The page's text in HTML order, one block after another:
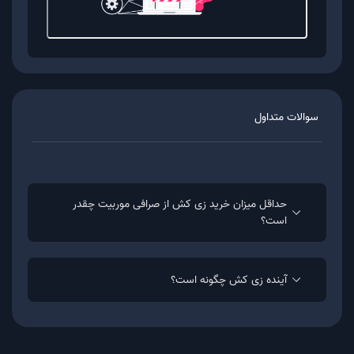
خرید زی کش
به منظور خرید زی کش از پلتفرم معاملاتی موربیت باید
ثبت نام و احراز هویت در موربیت
نگه داری ارز زی کش در کیف پول موربیت یا انتقال
آن به کیف پول با استفاده از شبکه BSC
فروش زی کش
سوالات متداول
حداقل میزان خرید زی کش از صرافی موربیت چقدر
است؟
آینده زی کش چگونه است؟